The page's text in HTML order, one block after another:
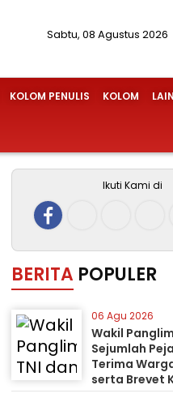
Sabtu, 08 Agustus 2026
KOLOM PENULIS KOLOM
Ikuti Kami di
BERITA POPULER
06 Agu 2026
Wakil
Sejumlah
Terima
serta Brevet